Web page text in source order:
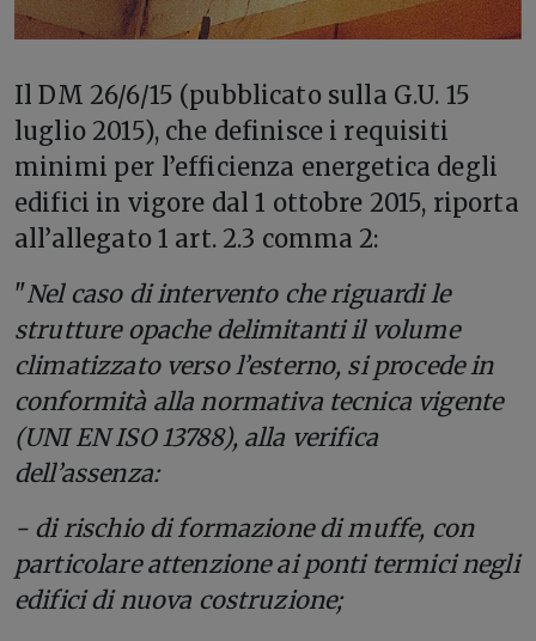
Il DM 26/6/15 (pubblicato sulla G.U. 15
luglio 2015), che definisce i requisiti
minimi per l’efficienza energetica degli
edifici in vigore dal 1 ottobre 2015, riporta
all’allegato 1 art. 2.3 comma 2:
"Nel caso di intervento che riguardi le
strutture opache delimitanti il volume
climatizzato verso l’esterno, si procede in
conformità alla normativa tecnica vigente
(UNI EN ISO 13788), alla verifica
dell’assenza:
- di rischio di formazione di muffe, con
particolare attenzione ai ponti termici negli
edifici di nuova costruzione;